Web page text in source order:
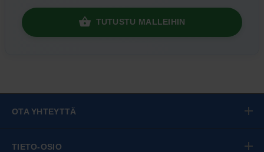
TUTUSTU MALLEIHIN
OTA YHTEYTTÄ
TIETO-OSIO